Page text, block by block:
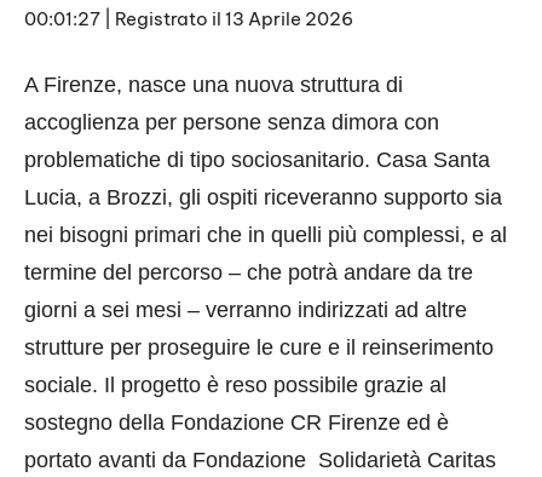
SHARE
LINK
EMBED
00:01:27
Registrato il 13 Aprile 2026
A Firenze, nasce una nuova struttura di
accoglienza per persone senza dimora con
problematiche di tipo sociosanitario. Casa Santa
Lucia, a Brozzi, gli ospiti riceveranno supporto sia
nei bisogni primari che in quelli più complessi, e al
termine del percorso – che potrà andare da tre
giorni a sei mesi – verranno indirizzati ad altre
strutture per proseguire le cure e il reinserimento
sociale. Il progetto è reso possibile grazie al
sostegno della Fondazione CR Firenze ed è
portato avanti da Fondazione Solidarietà Caritas